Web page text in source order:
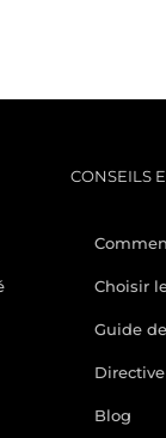
CONSEILS
Choisir
Guide
Blog